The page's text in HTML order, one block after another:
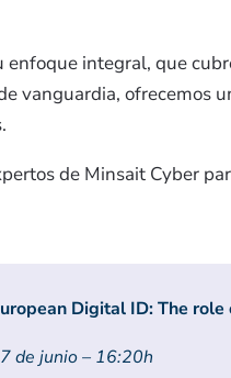
enfoque integral, que
vanguardia, ofrecemos
de Minsait Cyber
Digital ID: The
de junio – 16:20h